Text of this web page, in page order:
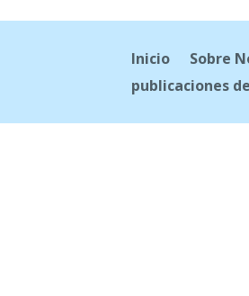
Inicio Sobre
publicaciones